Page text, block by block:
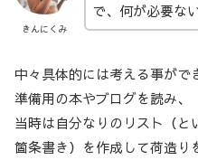
きんにくみ
で、何が必要な
中々具体的には考える事が
準備用の本やブログを読み、
当時は自分なりのリスト（と
箇条書き）を作成して荷造り